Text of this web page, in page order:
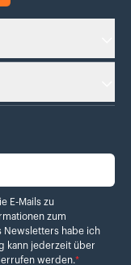
zu Bewertungen von
E-Mails zu
zum
Newsletters habe ich
kann jederzeit über
werden.*